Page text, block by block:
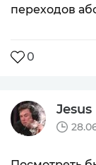
переходов
0
Jesus